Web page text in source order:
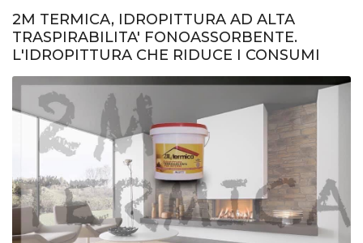
2M TERMICA, IDROPITTURA AD ALTA
TRASPIRABILITA' FONOASSORBENTE.
L'IDROPITTURA CHE RIDUCE I CONSUMI